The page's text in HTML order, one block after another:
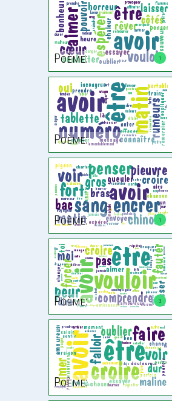
1
Poème:
Poème:
1
Poème:
3
Poème:
Poème: